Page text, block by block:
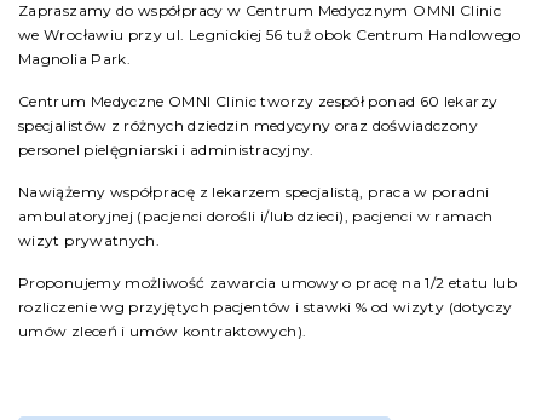
Zapraszamy do współpracy w Centrum Medycznym OMNI Clinic
we Wrocławiu przy ul. Legnickiej 56 tuż obok Centrum Handlowego
Magnolia Park.
Centrum Medyczne OMNI Clinic tworzy zespół ponad 60 lekarzy
specjalistów z różnych dziedzin medycyny oraz doświadczony
personel pielęgniarski i administracyjny.
Nawiążemy współpracę z lekarzem specjalistą, praca w poradni
ambulatoryjnej (pacjenci dorośli i/lub dzieci), pacjenci w ramach
wizyt prywatnych.
Proponujemy możliwość zawarcia umowy o pracę na 1/2 etatu lub
rozliczenie wg przyjętych pacjentów i stawki % od wizyty (dotyczy
umów zleceń i umów kontraktowych).